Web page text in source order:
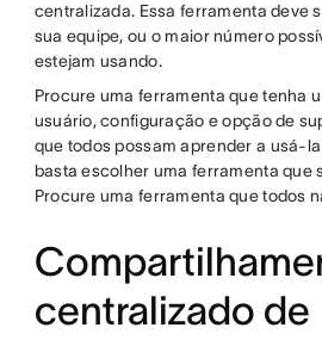
centralizada. Essa ferramenta deve
sua equipe, ou o maior número
estejam usando.
Procure uma ferramenta que tenha
usuário, configuração e opção de
que todos possam aprender a usá-
basta escolher uma ferramenta que
Procure uma ferramenta que todos
centralizado de